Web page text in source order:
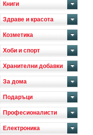
Книги
Здраве и красота
Козметика
Хоби и спорт
Хранителни добавки
За дома
Подаръци
Професионалисти
Електроника